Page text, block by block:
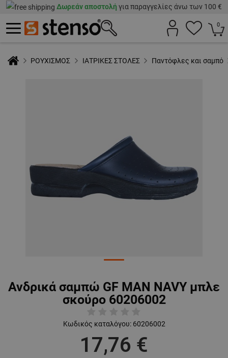
Δωρεάν αποστολή για παραγγελίες άνω των 100 €
0
ΡΟΥΧΙΣΜΟΣ ΙΑΤΡΙΚΕΣ ΣΤΟΛΕΣ Παντόφλες και σαμπό
Ανδρικά σαμπώ GF MAN NAVY μπλε
σκούρο 60206002
Κωδικός καταλόγου: 60206002
17,76 €